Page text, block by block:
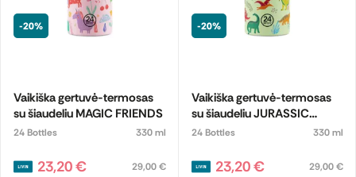
-20%
Vaikiška gertuvė-termosas
su šiaudeliu MAGIC FRIENDS
24 Bottles 330 ml
23,20 € 29,00 €
-20%
Vaikiška gertuvė-termosas
su šiaudeliu JURASSIC
FRIENDS
24 Bottles 330 ml
23,20 € 29,00 €